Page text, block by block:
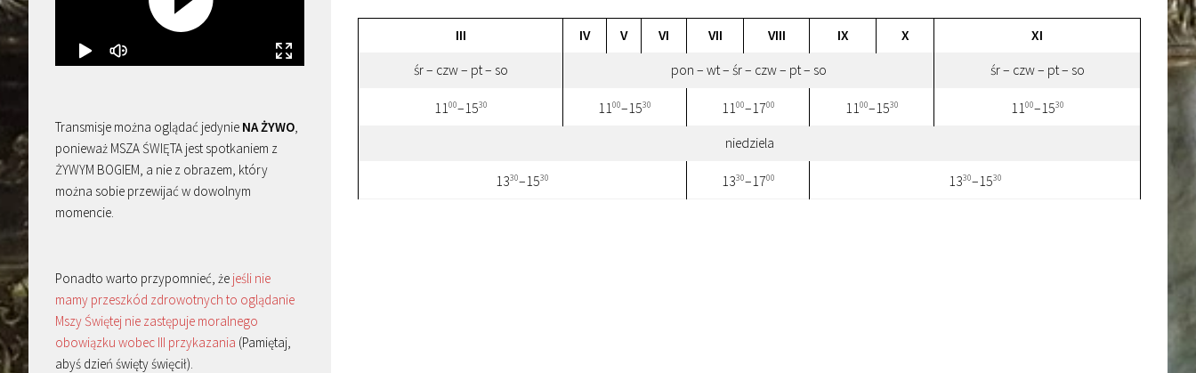
III IV V VI VII VIII IX X XI
śr – czw – pt – so pon – wt – śr – czw – pt – so śr – czw – pt – so
1100–1530 1100–1530 1100–1700 1100–1530 1100–1530
niedziela
1330–1530 1330–1700 1330–1530
Transmisje można oglądać jedynie NA ŻYWO,
ponieważ MSZA ŚWIĘTA jest spotkaniem z
ŻYWYM BOGIEM, a nie z obrazem, który
można sobie przewijać w dowolnym
momencie.
Ponadto warto przypomnieć, że jeśli nie
mamy przeszkód zdrowotnych to oglądanie
Mszy Świętej nie zastępuje moralnego
obowiązku wobec III przykazania (Pamiętaj,
abyś dzień święty święcił).